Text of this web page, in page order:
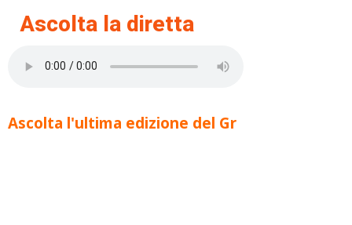
Ascolta la diretta
Ascolta l'ultima edizione del Gr